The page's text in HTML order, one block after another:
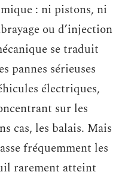
: ni pistons, ni
ou d’injection
se traduit
pannes sérieuses
électriques,
sur les
cas, les balais. Mais
fréquemment les
rarement atteint